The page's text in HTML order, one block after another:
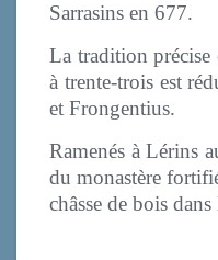
Sarrasins en 677.
La tradition précise
à trente-trois est
et Frongentius.
Ramenés à Lérins
du monastère
châsse de bois